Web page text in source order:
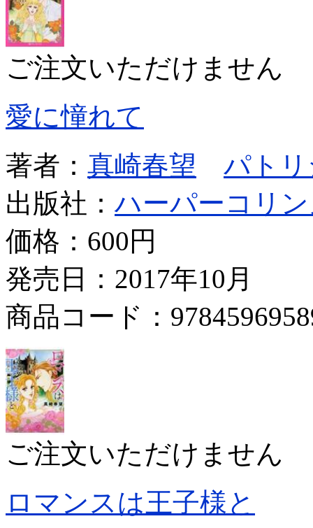
ご注文いただけません
愛に憧れて
著者： 真崎春望
パト
出版社：ハーパーコリ
価格： 600円
発売日：2017年10月
商品コード：
ご注文いただけません
ロマンスは王子様と